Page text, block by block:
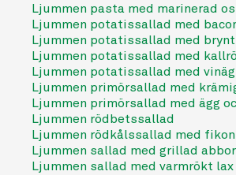
Ljummen pasta med marinerad
Ljummen potatissallad med
Ljummen potatissallad med
Ljummen potatissallad med
Ljummen potatissallad med
Ljummen primörsallad med
Ljummen primörsallad med ägg
Ljummen rödbetssallad
Ljummen rödkålssallad med
Ljummen sallad med grillad
Ljummen sallad med varmrökt lax